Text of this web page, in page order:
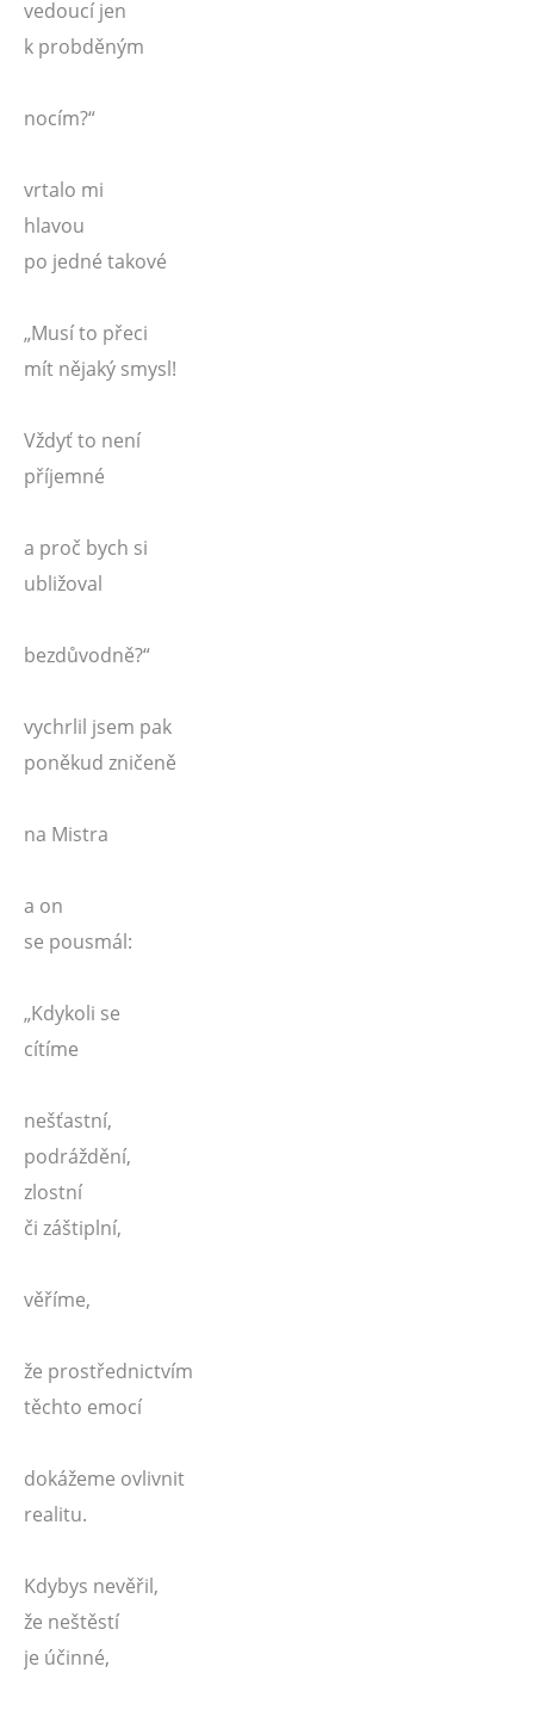
vedoucí jen
k probděným
nocím?“
vrtalo mi
hlavou
po jedné takové
„Musí to přeci
mít nějaký smysl!
Vždyť to není
příjemné
a proč bych si
ubližoval
bezdůvodně?“
vychrlil jsem pak
poněkud zničeně
na Mistra
a on
se pousmál:
„Kdykoli se
cítíme
nešťastní,
podráždění,
zlostní
či záštiplní,
věříme,
že prostřednictvím
těchto emocí
dokážeme ovlivnit
realitu.
Kdybys nevěřil,
že neštěstí
je účinné,